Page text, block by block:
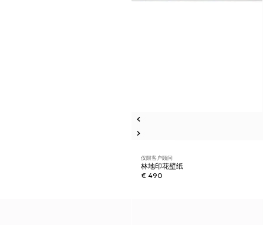
仅限客户顾问
林地印花壁纸
€ 490